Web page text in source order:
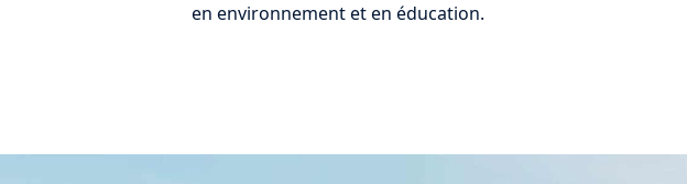
en environnement et en éducation.